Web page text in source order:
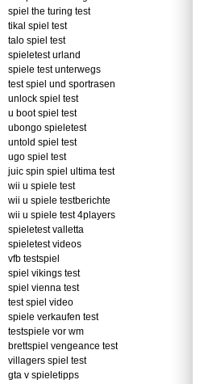
spiel the turing test
tikal spiel test
talo spiel test
spieletest urland
spiele test unterwegs
test spiel und sportrasen
unlock spiel test
u boot spiel test
ubongo spieletest
untold spiel test
ugo spiel test
juic spin spiel ultima test
wii u spiele test
wii u spiele testberichte
wii u spiele test 4players
spieletest valletta
spieletest videos
vfb testspiel
spiel vikings test
spiel vienna test
test spiel video
spiele verkaufen test
testspiele vor wm
brettspiel vengeance test
villagers spiel test
gta v spieletipps